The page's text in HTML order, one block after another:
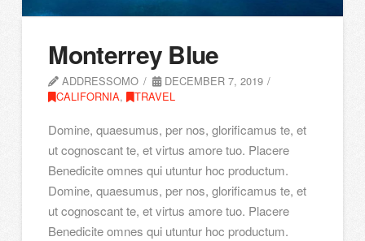
Monterrey Blue
ADDRESSOMO
DECEMBER 7, 2019
CALIFORNIA, TRAVEL
Domine, quaesumus, per nos, glorificamus te, et
ut cognoscant te, et virtus amore tuo. Placere
Benedicite omnes qui utuntur hoc productum.
Domine, quaesumus, per nos, glorificamus te, et
ut cognoscant te, et virtus amore tuo. Placere
Benedicite omnes qui utuntur hoc productum.